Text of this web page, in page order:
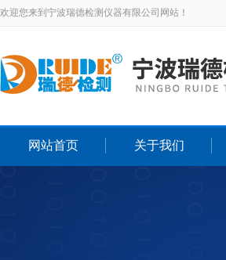
欢迎您来到宁波瑞德检测仪器有限公司网站！
网站首页 关于我们